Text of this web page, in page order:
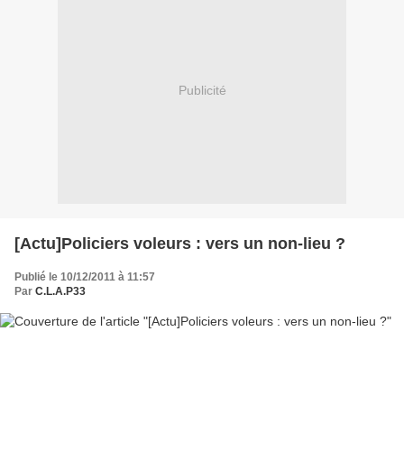
Publicité
[Actu]Policiers voleurs : vers un non-lieu ?
Publié le 10/12/2011 à 11:57
Par C.L.A.P33